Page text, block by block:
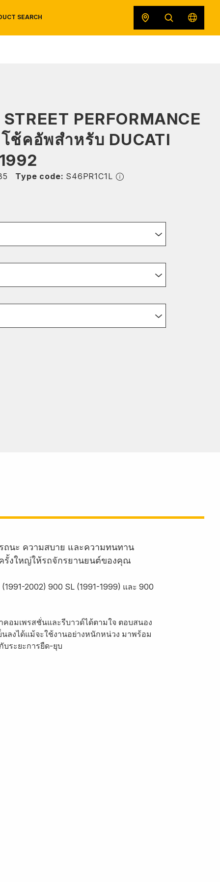
SEARCH
PERFORMANCE
ช้คอัพสำหรับ DUCATI
Type code: S46PR1C1L
ถนะ ความสบาย และความทนทาน
รั้งใหญ่ให้รถจักรยานยนต์ของคุณ
2002) 900 SL (1991-1999) และ 900
อมเพรสชั่นและรีบาวด์ได้ตามใจ ตอบสนอง
งได้แม้จะใช้งานอย่างหนักหน่วง มาพร้อม
บระยะการยืด-ยุบ